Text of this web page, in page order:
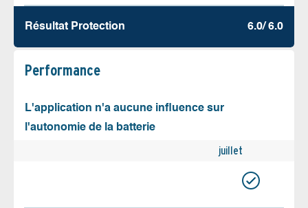
Résultat Protection 6.0/ 6.0
Performance
L'application n'a aucune influence sur
l'autonomie de la batterie
juillet